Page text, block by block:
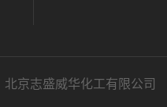
北京志盛威华化工有限公司